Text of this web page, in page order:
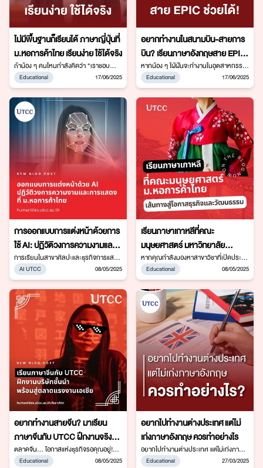
ไม่มีพื้นฐานก็เรียนได้ ภาษาญี่ปุ่นที่
ม.หอการค้าไทย เรียนง่าย ใช้ได้จริง
ถ้าน้อง ๆ คนไหนกำลังคิดว่า “เราชอบ
ญี่ปุ่นนะ แต่ไม่เคยเรียนภาษาญี่ปุ่นมาก่อน
เลย… ถ้าเข้าคณะนี้จะตามเพื่อนทันไหม?”
บอกเลยครับว่า “เรียนไหวแน่นอน!”
เพราะที่สาขาวิชาภาษาญี่ปุ่น มหาวิทยาลัย
หอการค้าไทย
Educational 17/06/2025
อยากทำงานในสนามบิน-สายการ
บิน? เรียนภาษาอังกฤษสาย EPIC
ช่วยได้!
หากน้อง ๆ ใฝ่ฝันจะทำงานในอุตสาหกรรม
การบิน หลักสูตรภาษาอังกฤษเพื่ออาชีพ
และการสื่อสารนานาชาติ “English for
Professional and International
Communication” (EPIC) คณะ
มนุษยศาสตร์ มหาวิทยาลัยหอการค้าไทย
พร้อมพาน้อง ๆ ก้าวสู่ความสำเร็จ!
Educational 17/06/2025
การออกแบบการแต่งหน้าด้วยการ
ใช้ AI: ปฏิวัติวงการความงามและ
การแสดง สาขาวิชาศิลปะธุรกิจ
การแสดง คณะมนุษยศาสตร์
มหาวิทยาลัยหอการค้าไทย
การเรียนในสาขาศิลปะและธุรกิจการแสดง
คณะมนุษยศาสตร์ ม.หอการค้าไทย
เป็นการเตรียมตัวสำหรับอาชีพใน
อุตสาหกรรมบันเทิง ซึ่งเต็มไปด้วยความ
คิดสร้างสรรค์และทักษะที่หลากหลาย
หนึ่งในทักษะที่สำคัญคือ การแต่งหน้าและ
ทำผม ซึ่งมีบทบาทสำคัญในกระบวนการ
สร้างภาพลักษณ์ของนักแสดง
AI UTCC 08/05/2025
เรียนภาษาเกาหลีที่คณะ
มนุษยศาสตร์ มหาวิทยาลัย
หอการค้าไทย: เส้นทางสู่โอกาสใน
โลกธุรกิจและวัฒนธรรม
หากคุณกำลังมองหาสาขาวิชาที่เปิดประตู
สู่โอกาสในโลกธุรกิจระหว่างประเทศและ
ความเข้าใจวัฒนธรรมที่ลึกซึ้ง สาขาภาษา
เกาหลี คณะมนุษยศาสตร์ มหาวิทยาลัย
หอการค้าไทย (UTCC) อาจเป็นคำตอบที่ใช่
สำหรับคุณ
Educational 08/05/2025
อยากทำงานสายจีน? มาเรียน
ภาษาจีนกับ UTCC ฝึกงานจริงกับ
บริษัทชั้นนำ เรียนรู้วัฒนธรรมจีน
และเตรียมพร้อมสู่ตลาดแรงงาน
ตลาดจีน… โอกาสแห่งธุรกิจรอคุณอยู่!
เรียนภาษาจีนที่มหาวิทยาลัย
Educational 08/05/2025
อยากไปทำงานต่างประเทศ แต่ไม่
เก่งภาษาอังกฤษ ควรทำอย่างไร
อยากไปทำงานต่างประเทศ แต่ไม่เก่งภาษา
อังกฤษ ควรทำอย่างไร
Educational 27/03/2025